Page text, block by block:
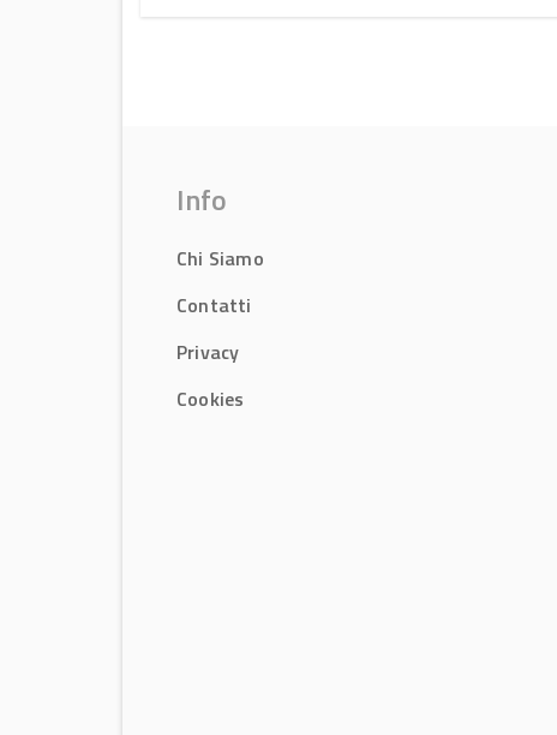
Info
Chi Siamo
Contatti
Privacy
Cookies